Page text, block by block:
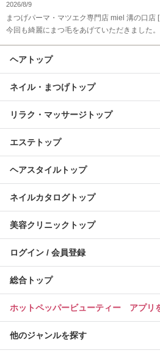
2026/8/9
まつげパーマ・マツエク専門店 miel 溝の口店
今回も綺麗にまつ毛をあげていただきました。
ヘアトップ
ネイル・まつげトップ
リラク・マッサージトップ
エステトップ
ヘアスタイルトップ
ネイルカタログトップ
美容クリニックトップ
ログイン / 会員登録
総合トップ
ホットペッパービューティー アプリ
他のジャンルを探す